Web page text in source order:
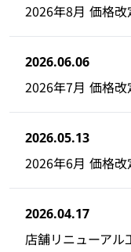
2026年8月 価格
2026.06.06
2026年7月 価格
2026.05.13
2026年6月 価格
2026.04.17
店舗リニューアル